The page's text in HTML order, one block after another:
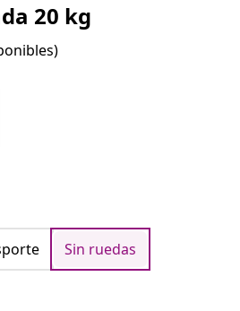
20 kg
Sin ruedas